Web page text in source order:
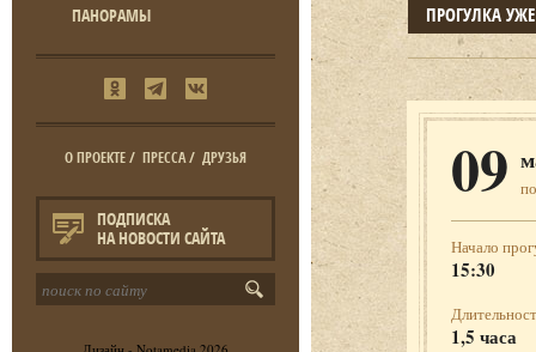
ПАНОРАМЫ
О ПРОЕКТЕ/ ПРЕССА/ ДРУЗЬЯ
ПОДПИСКА
НА НОВОСТИ САЙТА
Дизайн - Notamedia 2026
ПРОГУЛКА
09
Начало
15:30
1,5 часа